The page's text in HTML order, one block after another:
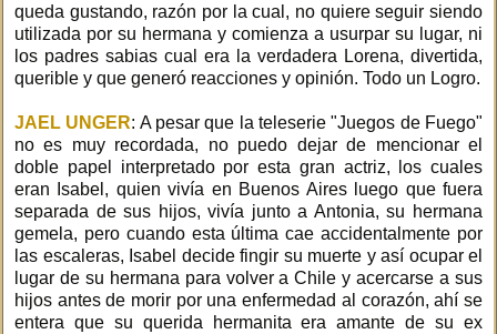
queda gustando, razón por la cual, no quiere seguir siendo
utilizada por su hermana y comienza a usurpar su lugar, ni
los padres sabias cual era la verdadera Lorena, divertida,
querible y que generó reacciones y opinión. Todo un Logro.
JAEL UNGER: A pesar que la teleserie "Juegos de Fuego"
no es muy recordada, no puedo dejar de mencionar el
doble papel interpretado por esta gran actriz, los cuales
eran Isabel, quien vivía en Buenos Aires luego que fuera
separada de sus hijos, vivía junto a Antonia, su hermana
gemela, pero cuando esta última cae accidentalmente por
las escaleras, Isabel decide fingir su muerte y así ocupar el
lugar de su hermana para volver a Chile y acercarse a sus
hijos antes de morir por una enfermedad al corazón, ahí se
entera que su querida hermanita era amante de su ex